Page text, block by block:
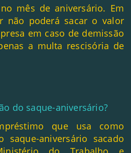
mês de aniversário. Em
não poderá sacar o valor
em caso de demissão
a multa rescisória de
do saque-aniversário?
que usa como
aniversário sacado